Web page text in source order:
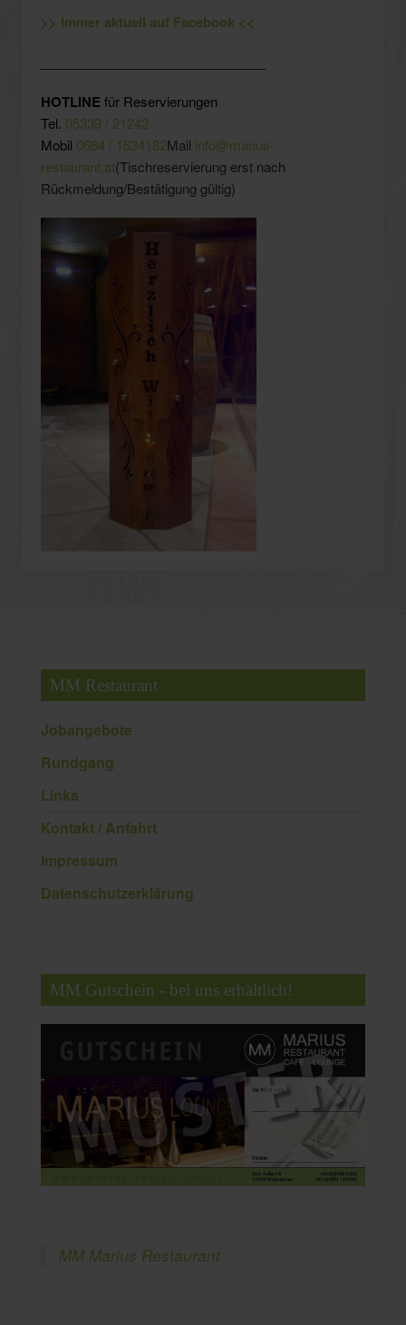
>> Immer aktuell auf Facebook <<
HOTLINE für Reservierungen
Tel. 05339 / 21242
Mobil 0664 / 1634182Mail info@marius-
restaurant.at(Tischreservierung erst nach
Rückmeldung/Bestätigung gültig)
MM Restaurant
Jobangebote
Rundgang
Links
Kontakt / Anfahrt
Impressum
Datenschutzerklärung
MM Gutschein - bei uns erhältlich!
MM Marius Restaurant